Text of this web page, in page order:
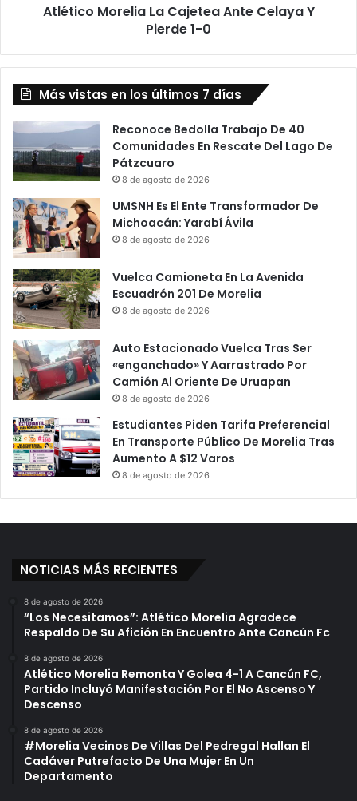
Atlético Morelia La Cajetea Ante Celaya Y
Pierde 1-0
Más vistas en los últimos 7 días
Reconoce Bedolla Trabajo De 40
Comunidades En Rescate Del Lago De
Pátzcuaro
8 de agosto de 2026
UMSNH Es El Ente Transformador De
Michoacán: Yarabí Ávila
8 de agosto de 2026
Vuelca Camioneta En La Avenida
Escuadrón 201 De Morelia
8 de agosto de 2026
Auto Estacionado Vuelca Tras Ser
«enganchado» Y Aarrastrado Por
Camión Al Oriente De Uruapan
8 de agosto de 2026
Estudiantes Piden Tarifa Preferencial
En Transporte Público De Morelia Tras
Aumento A $12 Varos
8 de agosto de 2026
NOTICIAS MÁS RECIENTES
8 de agosto de 2026
“Los Necesitamos”: Atlético Morelia Agradece
Respaldo De Su Afición En Encuentro Ante Cancún Fc
8 de agosto de 2026
Atlético Morelia Remonta Y Golea 4-1 A Cancún FC,
Partido Incluyó Manifestación Por El No Ascenso Y
Descenso
8 de agosto de 2026
#Morelia Vecinos De Villas Del Pedregal Hallan El
Cadáver Putrefacto De Una Mujer En Un
Departamento